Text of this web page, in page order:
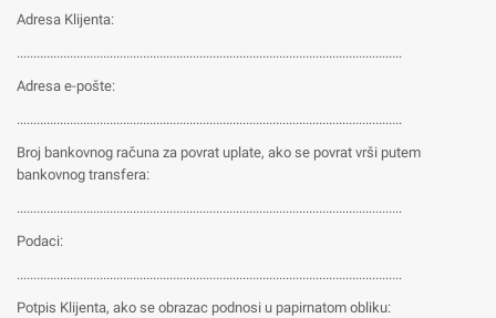
Adresa Klijenta:
....................................................................................................................
Adresa e-pošte:
....................................................................................................................
Broj bankovnog računa za povrat uplate, ako se povrat vrši putem
bankovnog transfera:
....................................................................................................................
Podaci:
....................................................................................................................
Potpis Klijenta, ako se obrazac podnosi u papirnatom obliku: